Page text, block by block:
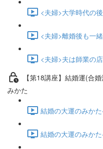
<夫婦>大学時代の
<夫婦>離婚後も一
<夫婦>夫は師業の
【第18講座】結婚運(合
みかた
結婚の大運のみか
結婚の大運のみか